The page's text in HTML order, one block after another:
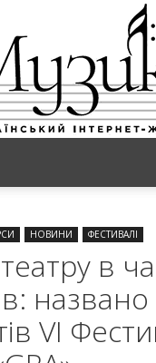
НОВИНИ ФЕСТИВАЛІ
в
названо
VI